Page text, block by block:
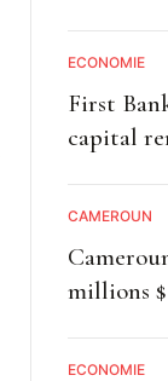
ECONOMIE
First
capital
CAMEROUN
millions
ECONOMIE